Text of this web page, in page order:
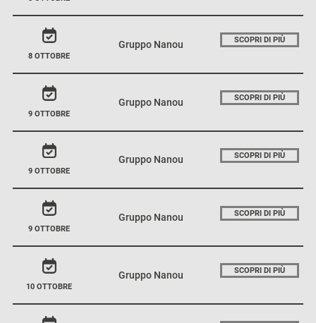
8 OTTOBRE
Gruppo Nanou SCOPRI DI PIÙ
9 OTTOBRE
Gruppo Nanou SCOPRI DI PIÙ
9 OTTOBRE
Gruppo Nanou SCOPRI DI PIÙ
9 OTTOBRE
Gruppo Nanou SCOPRI DI PIÙ
10 OTTOBRE
Gruppo Nanou SCOPRI DI PIÙ